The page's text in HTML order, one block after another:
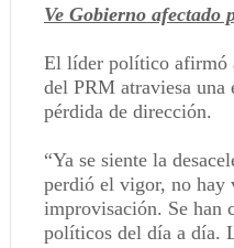
Ve Gobierno afectado
El líder político afirmó
del PRM atraviesa una
pérdida de dirección.
“Ya se siente la
perdió el vigor, no hay
improvisación. Se han
políticos del día a día.